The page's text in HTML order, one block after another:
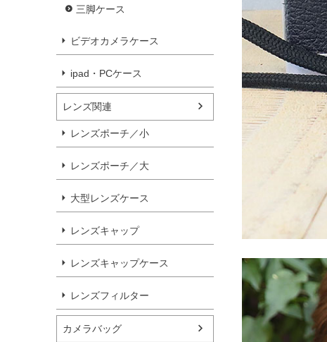
三脚ケース
ビデオカメラケース
ipad・PCケース
レンズ関連
レンズポーチ／小
レンズポーチ／大
大型レンズケース
レンズキャップ
レンズキャップケース
レンズフィルター
カメラバッグ